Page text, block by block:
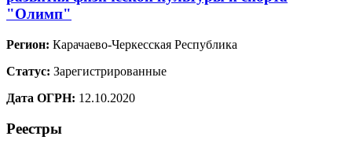
"Олимп"
Регион: Карачаево-Черкесская Республика
Статус: Зарегистрированные
Дата ОГРН: 12.10.2020
Реестры